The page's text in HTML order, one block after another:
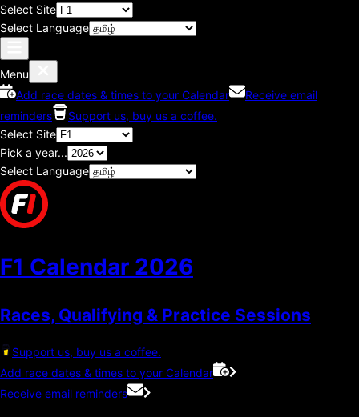
Select Site
Select Language
Menu
Add race dates & times to your Calendar
Receive email
reminders
Support us, buy us a coffee.
Select Site
Pick a year...
Select Language
F1 Calendar 2026
Races, Qualifying & Practice Sessions
Support us, buy us a coffee.
Add race dates & times to your Calendar
Receive email reminders